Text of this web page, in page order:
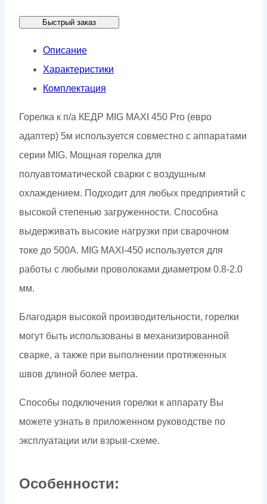
а
КЕДР
MIG
MAXI-
PRO
(евро
адаптер)
5м
Быстрый заказ
Описание
Характеристики
Комплектация
Горелка к п/а КЕДР MIG MAXI 450 Pro (евро
адаптер) 5м используется совместно с аппаратами
серии MIG. Мощная горелка для
полуавтоматической сварки с воздушным
охлаждением. Подходит для любых предприятий с
высокой степенью загруженности. Способна
выдерживать высокие нагрузки при сварочном
токе до 500А. MIG MAXI-450 используется для
работы с любыми проволоками диаметром 0.8-2.0
мм.
Благодаря высокой производительности, горелки
могут быть использованы в механизированной
сварке, а также при выполнении протяженных
швов длиной более метра.
Способы подключения горелки к аппарату Вы
можете узнать в приложенном руководстве по
экcплуатации или взрыв-схеме.
Особенности: